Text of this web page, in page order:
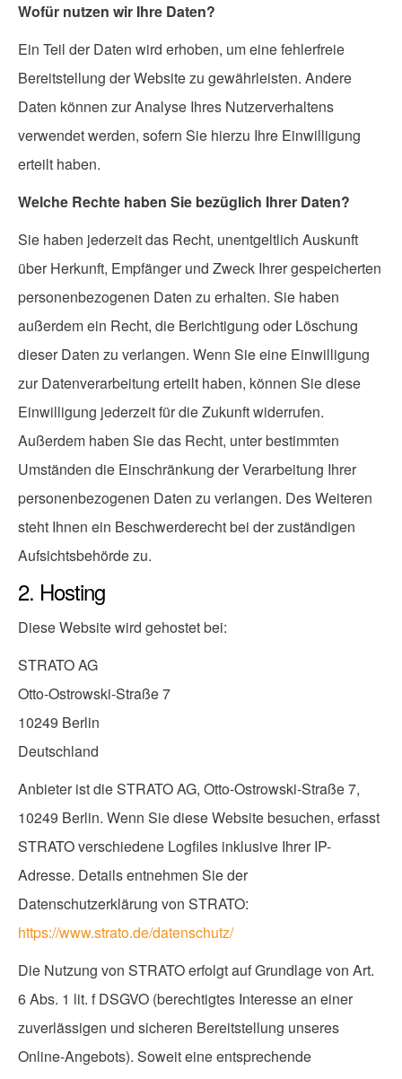
Wofür nutzen wir Ihre Daten?
Ein Teil der Daten wird erhoben, um eine fehlerfreie
Bereitstellung der Website zu gewährleisten. Andere
Daten können zur Analyse Ihres Nutzerverhaltens
verwendet werden, sofern Sie hierzu Ihre Einwilligung
erteilt haben.
Welche Rechte haben Sie bezüglich Ihrer Daten?
Sie haben jederzeit das Recht, unentgeltlich Auskunft
über Herkunft, Empfänger und Zweck Ihrer gespeicherten
personenbezogenen Daten zu erhalten. Sie haben
außerdem ein Recht, die Berichtigung oder Löschung
dieser Daten zu verlangen. Wenn Sie eine Einwilligung
zur Datenverarbeitung erteilt haben, können Sie diese
Einwilligung jederzeit für die Zukunft widerrufen.
Außerdem haben Sie das Recht, unter bestimmten
Umständen die Einschränkung der Verarbeitung Ihrer
personenbezogenen Daten zu verlangen. Des Weiteren
steht Ihnen ein Beschwerderecht bei der zuständigen
Aufsichtsbehörde zu.
2. Hosting
Diese Website wird gehostet bei:
STRATO AG
Otto-Ostrowski-Straße 7
10249 Berlin
Deutschland
Anbieter ist die STRATO AG, Otto-Ostrowski-Straße 7,
10249 Berlin. Wenn Sie diese Website besuchen, erfasst
STRATO verschiedene Logfiles inklusive Ihrer IP-
Adresse. Details entnehmen Sie der
Datenschutzerklärung von STRATO:
https://www.strato.de/datenschutz/
Die Nutzung von STRATO erfolgt auf Grundlage von Art.
6 Abs. 1 lit. f DSGVO (berechtigtes Interesse an einer
zuverlässigen und sicheren Bereitstellung unseres
Online-Angebots). Soweit eine entsprechende